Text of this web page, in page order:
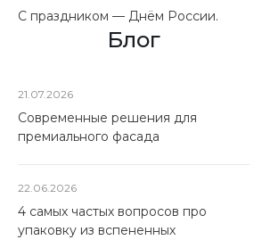
С праздником — Днём России.
Блог
21.07.2026
Современные решения для
премиального фасада
22.06.2026
4 самых частых вопросов про
упаковку из вспененных